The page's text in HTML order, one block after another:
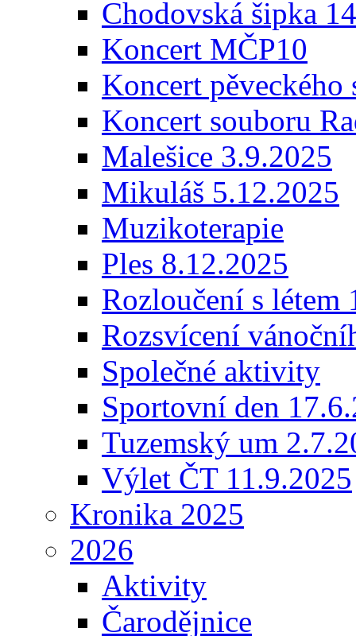
Chodovská šipka
Koncert MČP10
Koncert pěveckého
Koncert souboru
Malešice 3.9.2025
Mikuláš 5.12.2025
Muzikoterapie
Ples 8.12.2025
Rozloučení s létem
Rozsvícení
Společné aktivity
Sportovní den
Tuzemský um
Výlet ČT 11.9.2025
Kronika 2025
2026
Aktivity
Čarodějnice